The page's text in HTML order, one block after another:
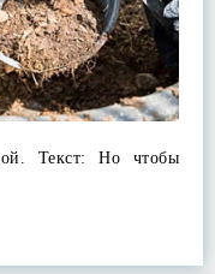
Текст: Но чтобы